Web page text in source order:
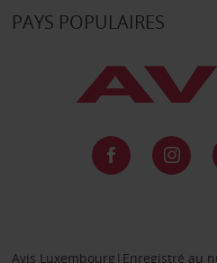
PAYS POPULAIRES
Avis Luxembourg|Enregistré au